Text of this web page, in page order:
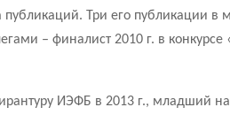
публикаций. Три его публикации
– финалист 2010 г. в
ИЭФБ в 2013 г., младший